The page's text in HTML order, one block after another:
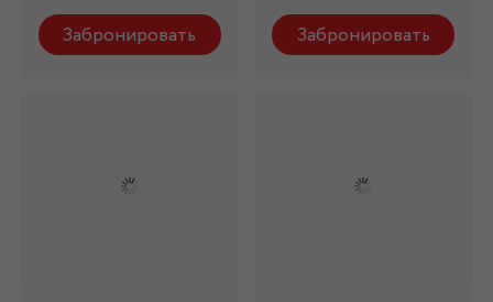
Забронировать Забронировать